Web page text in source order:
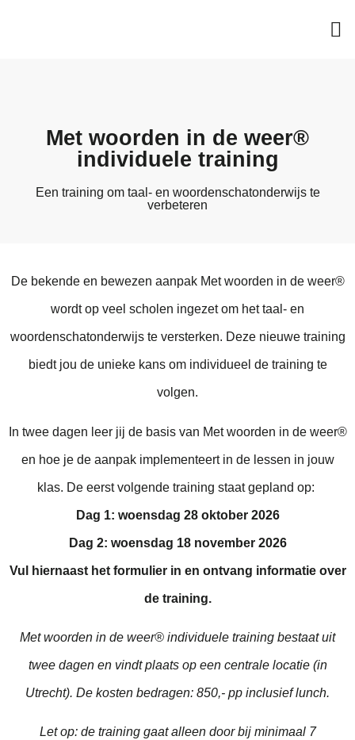
Met woorden in de weer®
individuele training
Een training om taal- en woordenschatonderwijs te
verbeteren
De bekende en bewezen aanpak Met woorden in de weer®
wordt op veel scholen ingezet om het taal- en
woordenschatonderwijs te versterken. Deze nieuwe training
biedt jou de unieke kans om individueel de training te
volgen.
In twee dagen leer jij de basis van Met woorden in de weer®
en hoe je de aanpak implementeert in de lessen in jouw
klas. De eerst volgende training staat gepland op:
Dag 1: woensdag 28 oktober 2026
Dag 2: woensdag 18 november 2026
Vul hiernaast het formulier in en ontvang informatie over
de training.
Met woorden in de weer® individuele training bestaat uit
twee dagen en vindt plaats op een centrale locatie (in
Utrecht). De kosten bedragen: 850,- pp inclusief lunch.
Let op: de training gaat alleen door bij minimaal 7